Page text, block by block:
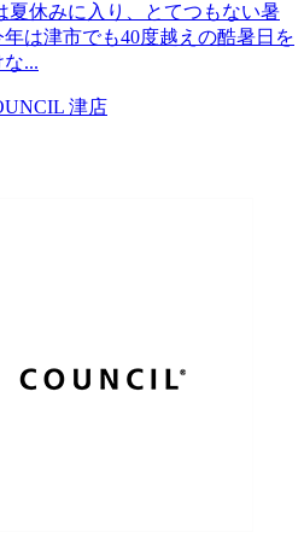
夏休みに入り、とてつもない暑
は津市でも40度越えの酷暑日を
...
津店